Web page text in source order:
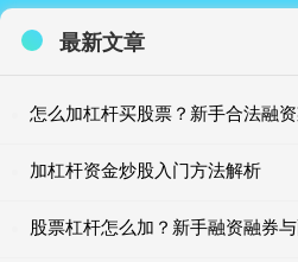
最新文章
怎么加杠杆买股票？新手合法融
加杠杆资金炒股入门方法解析
股票杠杆怎么加？新手融资融券